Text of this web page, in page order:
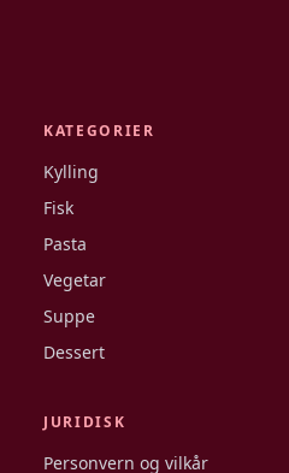
KATEGORIER
Kylling
Fisk
Pasta
Vegetar
Suppe
Dessert
JURIDISK
Personvern og vilkår